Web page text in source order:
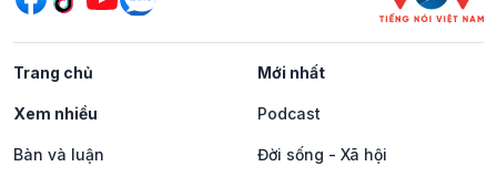
Trang chủ Mới nhất
Xem nhiều Podcast
Bàn và luận Đời sống - Xã hội